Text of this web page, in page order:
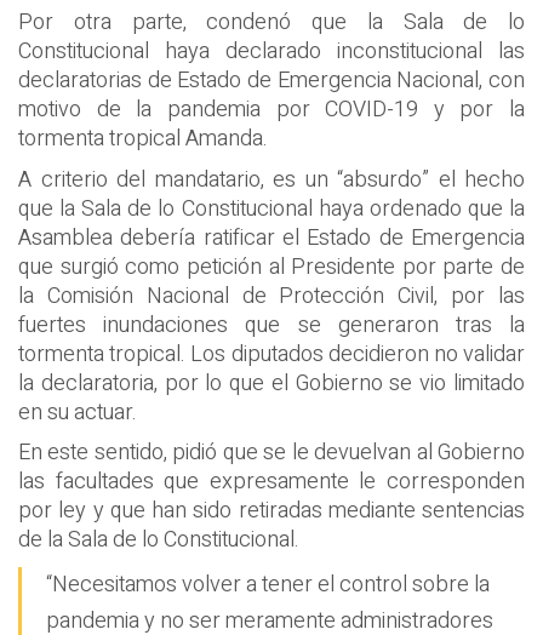
Por otra parte, condenó que la Sala de lo
Constitucional haya declarado inconstitucional las
declaratorias de Estado de Emergencia Nacional, con
motivo de la pandemia por COVID-19 y por la
tormenta tropical Amanda.
A criterio del mandatario, es un “absurdo” el hecho
que la Sala de lo Constitucional haya ordenado que la
Asamblea debería ratificar el Estado de Emergencia
que surgió como petición al Presidente por parte de
la Comisión Nacional de Protección Civil, por las
fuertes inundaciones que se generaron tras la
tormenta tropical. Los diputados decidieron no validar
la declaratoria, por lo que el Gobierno se vio limitado
en su actuar.
En este sentido, pidió que se le devuelvan al Gobierno
las facultades que expresamente le corresponden
por ley y que han sido retiradas mediante sentencias
de la Sala de lo Constitucional.
“Necesitamos volver a tener el control sobre la
pandemia y no ser meramente administradores